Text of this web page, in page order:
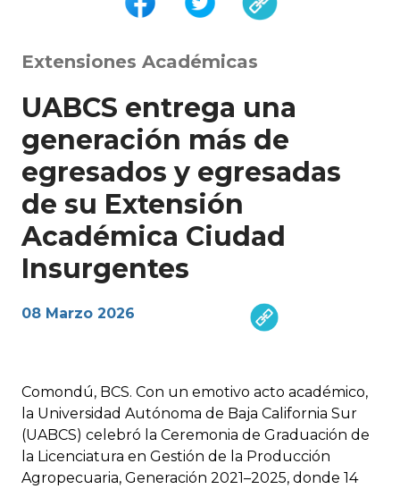
Extensiones Académicas
UABCS entrega una
generación más de
egresados y egresadas
de su Extensión
Académica Ciudad
Insurgentes
08 Marzo 2026
Comondú, BCS. Con un emotivo acto académico,
la Universidad Autónoma de Baja California Sur
(UABCS) celebró la Ceremonia de Graduación de
la Licenciatura en Gestión de la Producción
Agropecuaria, Generación 2021–2025, donde 14